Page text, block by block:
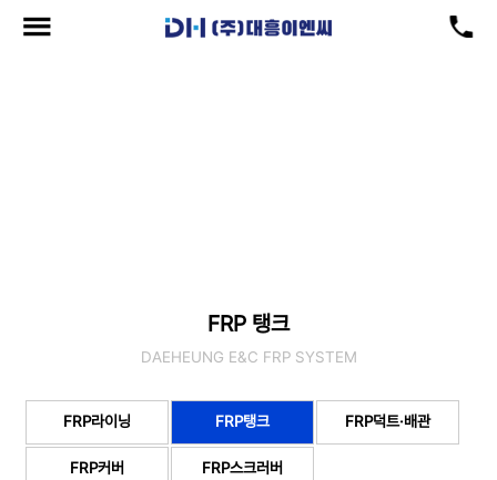
FRP 탱크
DAEHEUNG E&C FRP SYSTEM
FRP라이닝 FRP탱크 FRP덕트·배관
FRP커버 FRP스크러버